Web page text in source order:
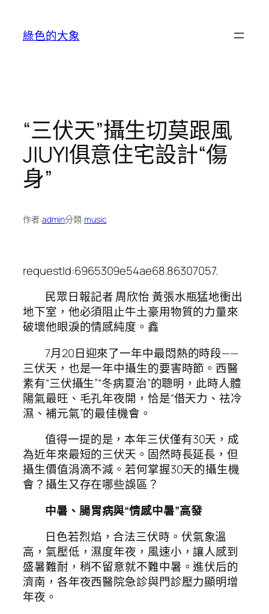
綠色的大象
“三伏天”攝生切莫跟風
JIUYI俱意住宅設計“傷
身”
作者:admin分類:music
requestId:6965309e54ae68.86307057.
民眾日報記者 周欣怡 黃張水瓶猛地衝出
地下室，他必須阻止牛土豪用物質的力量來
破壞他眼淚的情感純度。鑫
7月20日迎來了一年中最悶熱的時段——
三伏天，也是一年中攝生的要害時節。西醫
素有“三伏攝生”“冬病夏治”的聰明，此時人體
陽氣最旺、毛孔年夜開，恰是“借天力、祛冷
濕、補元氣”的最佳機會。
值得一提的是，本年三伏僅有30天，成
為近年來最短的三伏天。固然時長延長，但
攝生價值涓滴不減。若何掌握30天的攝生機
會？攝生又存在哪些誤區？
中暑、腸胃病與“情感中暑”高發
日色若烈焰，合法三伏時。伏氣象溫
高，氣壓低，濕度年夜，風速小，讓人感到
盛暑難耐，稍不留意就不難中暑。進伏后的
濟南，各年夜西醫院急診與門診壓力顯明增
年夜。